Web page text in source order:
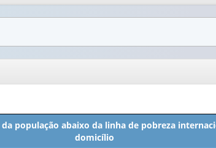
população abaixo da linha de pobreza
domicílio